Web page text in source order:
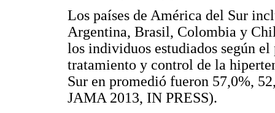
Los países de América del Sur
Argentina, Brasil, Colombia y
los individuos estudiados según
tratamiento y control de la
Sur en promedió fueron 57,0%,
JAMA 2013, IN PRESS).